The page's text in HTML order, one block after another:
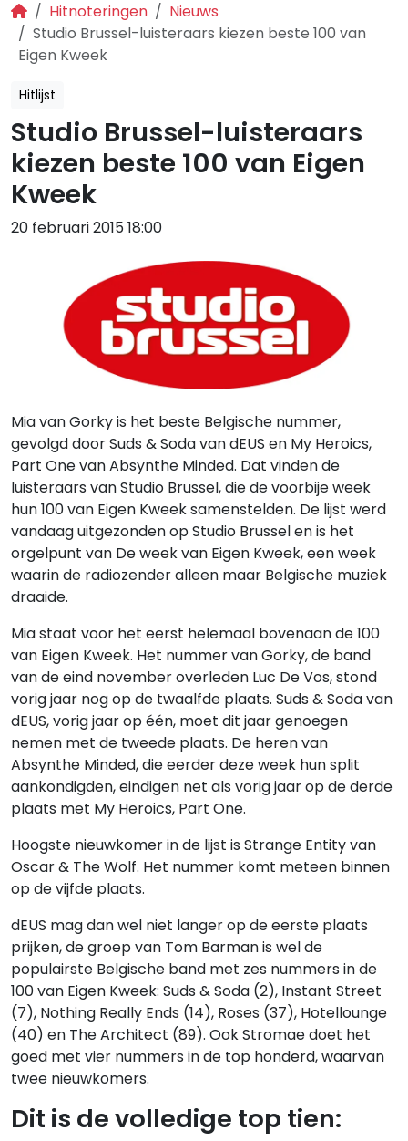
Hitnoteringen
Nieuws
Studio Brussel-luisteraars kiezen beste 100 van
Eigen Kweek
Hitlijst
Studio Brussel-luisteraars
kiezen beste 100 van Eigen
Kweek
20 februari 2015 18:00
Mia van Gorky is het beste Belgische nummer,
gevolgd door Suds & Soda van dEUS en My Heroics,
Part One van Absynthe Minded. Dat vinden de
luisteraars van Studio Brussel, die de voorbije week
hun 100 van Eigen Kweek samenstelden. De lijst werd
vandaag uitgezonden op Studio Brussel en is het
orgelpunt van De week van Eigen Kweek, een week
waarin de radiozender alleen maar Belgische muziek
draaide.
Mia staat voor het eerst helemaal bovenaan de 100
van Eigen Kweek. Het nummer van Gorky, de band
van de eind november overleden Luc De Vos, stond
vorig jaar nog op de twaalfde plaats. Suds & Soda van
dEUS, vorig jaar op één, moet dit jaar genoegen
nemen met de tweede plaats. De heren van
Absynthe Minded, die eerder deze week hun split
aankondigden, eindigen net als vorig jaar op de derde
plaats met My Heroics, Part One.
Hoogste nieuwkomer in de lijst is Strange Entity van
Oscar & The Wolf. Het nummer komt meteen binnen
op de vijfde plaats.
dEUS mag dan wel niet langer op de eerste plaats
prijken, de groep van Tom Barman is wel de
populairste Belgische band met zes nummers in de
100 van Eigen Kweek: Suds & Soda (2), Instant Street
(7), Nothing Really Ends (14), Roses (37), Hotellounge
(40) en The Architect (89). Ook Stromae doet het
goed met vier nummers in de top honderd, waarvan
twee nieuwkomers.
Dit is de volledige top tien: